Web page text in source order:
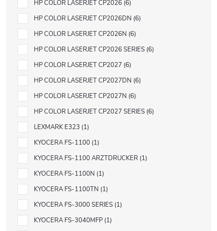
HP COLOR LASERJET CP2026 6
HP COLOR LASERJET CP2026DN 6
HP COLOR LASERJET CP2026N 6
HP COLOR LASERJET CP2026 SERIES 6
HP COLOR LASERJET CP2027 6
HP COLOR LASERJET CP2027DN 6
HP COLOR LASERJET CP2027N 6
HP COLOR LASERJET CP2027 SERIES 6
LEXMARK E323 1
KYOCERA FS-1100 1
KYOCERA FS-1100 ARZTDRUCKER 1
KYOCERA FS-1100N 1
KYOCERA FS-1100TN 1
KYOCERA FS-3000 SERIES 1
KYOCERA FS-3040MFP 1